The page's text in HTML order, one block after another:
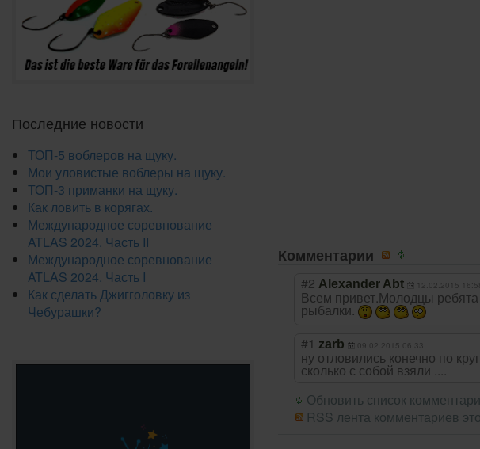
Комментарии
#2 Alexander Abt 12.02.2015
Всем привет.Молодцы
рыбалки.
#1 zarb 09.02.2015 06:33
ну отловились конечно по
сколько с собой взяли ....
Обновить список
RSS лента комментариев
Последние новости
ТОП-5 воблеров на щуку.
Мои уловистые воблеры на щуку.
ТОП-3 приманки на щуку.
Как ловить в корягах.
Международное соревнование
ATLAS 2024. Часть II
Международное соревнование
ATLAS 2024. Часть I
Как сделать Джигголовку из
Чебурашки?